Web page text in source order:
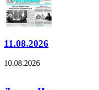
11.08.2026
10.08.2026